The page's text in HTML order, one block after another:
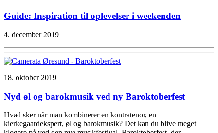
Guide: Inspiration til oplevelser i weekenden
4. december 2019
18. oktober 2019
Nyd øl og barokmusik ved ny Baroktoberfest
Hvad sker når man kombinerer en kontratenor, en
kierkegaardekspert, øl og barokmusik? Det kan du blive meget